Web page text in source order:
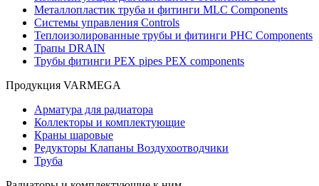
Металлопластик труба и фитинги MLC Components
Системы управления Controls
Теплоизолированные трубы и фитинги PHC Components
Трапы DRAIN
Трубы фитинги PEX pipes PEX components
Продукция VARMEGA
Арматура для радиатора
Коллекторы и комплектующие
Краны шаровые
Редукторы Клапаны Воздухоотводчики
Труба